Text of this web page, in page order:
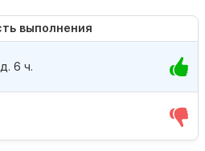
выполнения
6 ч.